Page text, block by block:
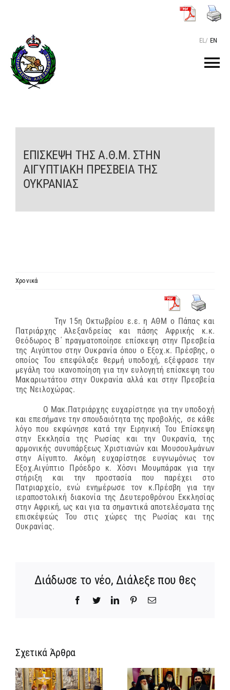
περιεχόμενο
EL/ EN
ΤΟ ΠΑΤΡΙΑΡΧΕΙΟ
ΕΝΗΜΕΡΩΣΗ
ΣΥΝΔΕΣΕΙΣ
ΕΠΙΣΚΕΨΗ ΤΗΣ Α.Θ.Μ. ΣΤΗΝ
ΑΙΓΥΠΤΙΑΚΗ ΠΡΕΣΒΕΙΑ ΤΗΣ
ΟΥΚΡΑΝΙΑΣ
Χρονικά
Την 15η Οκτωβρίου ε.ε. η ΑΘΜ ο Πάπας και
Πατριάρχης Αλεξανδρείας και πάσης Αφρικής κ.κ.
Θεόδωρος Β΄ πραγματοποίησε επίσκεψη στην Πρεσβεία
της Αιγύπτου στην Ουκρανία όπου ο Εξοχ.κ. Πρέσβης, ο
οποίος Του επεφύλαξε θερμή υποδοχή, εξέφρασε την
μεγάλη του ικανοποίηση για την ευλογητή επίσκεψη του
Μακαριωτάτου στην Ουκρανία αλλά και στην Πρεσβεία
της Νειλοχώρας.
Ο Μακ.Πατριάρχης ευχαρίστησε για την υποδοχή
και επεσήμανε την σπουδαιότητα της προβολής, σε κάθε
λόγο που εκφώνησε κατά την Ειρηνική Του Επίσκεψη
στην Εκκλησία της Ρωσίας και την Ουκρανία, της
αρμονικής συνυπάρξεως Χριστιανών και Μουσουλμάνων
στην Αίγυπτο. Ακόμη ευχαρίστησε ευγνωμόνως τον
Εξοχ.Αιγύπτιο Πρόεδρο κ. Χόσνι Μουμπάρακ για την
στήριξη και την προστασία που παρέχει στο
Πατριαρχείο, ενώ ενημέρωσε τον κ.Πρέσβη για την
ιεραποστολική διακονία της Δευτεροθρόνου Εκκλησίας
στην Αφρική, ως και για τα σημαντικά αποτελέσματα της
επισκέψεώς Του στις χώρες της Ρωσίας και της
Ουκρανίας.
Διάδωσε το νέο, Διάλεξε που θες
Facebook
TwitterLinkedInPinterestEmail
Σχετικά ΆρθραΊδρυση
Γυναικείας
Ιεράς